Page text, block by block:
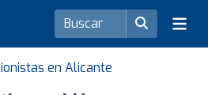
en Alicante